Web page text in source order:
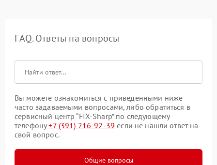
FAQ. Ответы на вопросы
Вы можете ознакомиться с приведенными ниже
часто задаваемыми вопросами, либо обратиться в
сервисный центр “FIX-Sharp” по следующему
телефону+7 (391) 216-92-39 если не нашли ответ на
свой вопрос.
Общие вопросы